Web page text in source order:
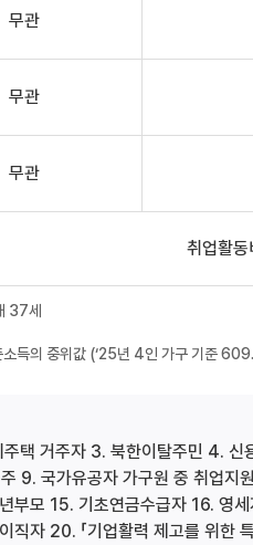
무관
무관
무관
취업활
37세
득의 중위값 (‘25년 4인 가구 기준
택 거주자 3. 북한이탈주민 4.
9. 국가유공자 가구원 중 취업
부모 15. 기초연금수급자 16. 영
직자 20. 「기업활력 제고를 위한